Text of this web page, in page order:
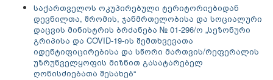
საქართველოს ოკუპირებული ტერიტორიებიდან
დევნილთა, შრომის, ჯანმრთელობისა და სოციალური
დაცვის მინისტრის ბრძანება № 01-296/ო „სეზონური
გრიპისა და COVID-19-ის შემთხვევათა
იდენტიფიცირებისა და სწორი მართვის/რეფერალის
უზრუნველყოფის მიზნით გასატარებელ
ღონისძიებათა შესახებ“